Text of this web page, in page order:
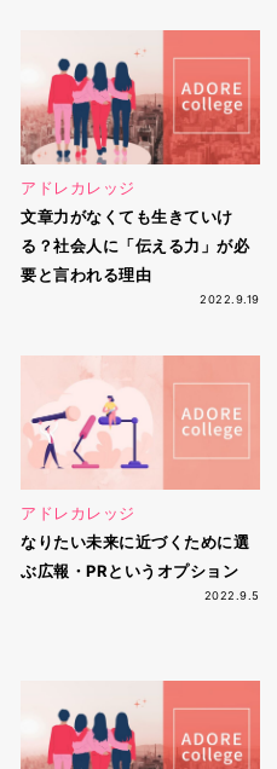
アドレカレッジ
文章力がなくても生きていけ
る？社会人に「伝える力」が必
要と言われる理由
2022.9.19
アドレカレッジ
なりたい未来に近づくために選
ぶ広報・PRというオプション
2022.9.5